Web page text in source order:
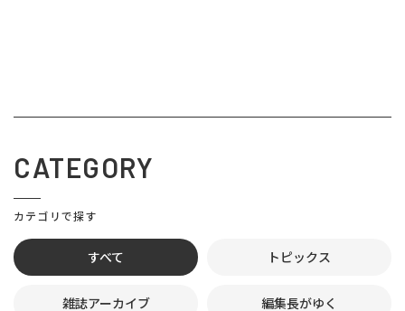
CATEGORY
カテゴリで探す
すべて トピックス
雑誌アーカイブ 編集長がゆく